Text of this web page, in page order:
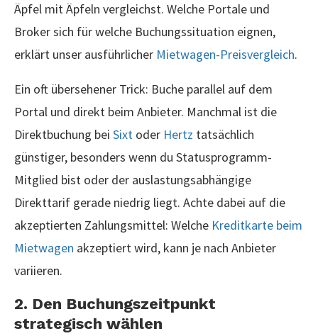
Äpfel mit Äpfeln vergleichst. Welche Portale und
Broker sich für welche Buchungssituation eignen,
erklärt unser ausführlicher Mietwagen-Preisvergleich.
Ein oft übersehener Trick: Buche parallel auf dem
Portal und direkt beim Anbieter. Manchmal ist die
Direktbuchung bei Sixt oder Hertz tatsächlich
günstiger, besonders wenn du Statusprogramm-
Mitglied bist oder der auslastungsabhängige
Direkttarif gerade niedrig liegt. Achte dabei auf die
akzeptierten Zahlungsmittel: Welche Kreditkarte beim
Mietwagen akzeptiert wird, kann je nach Anbieter
variieren.
2. Den Buchungszeitpunkt
strategisch wählen